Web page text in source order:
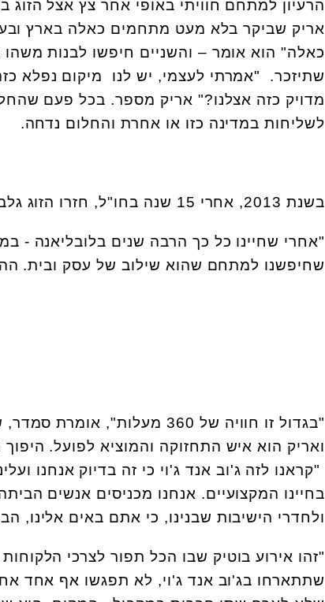
הרעיון למתחם חוויתי באופי אחר צץ אצל
אריק שביקר בלא מעט מתחמים כאלה בארץ
כאלה" הוא אומר – והשניים חיפשו לבנות
שתיזכר. "אמרתי לעצמי, יש לנו מיקום נפלא
מדויק כזה אצלנו?" אריק מספר. בכל פעם
לשליחות במדינה כזו או אחרת והחלום נדחה.
בשנת 2013, אחרי 15 שנה בחו"ל, חזרו הזוג גלבוע לישראל, והחלום קרם עור וגידים.
"אחרי שחיינו כל כך הרבה שנים בלובליאנה -
שחיפשנו למתחם שהוא שילוב של עסק ובית.
"בגדול זו חוויה של 360
ואריק הוא איש התחזוקה והמוציא לפועל.
"קראנו לזה ג'וב אנד ג'וי כי זה בדיוק אנחנו
בחיינו המקצועיים. אנחנו מכניסים אנשים
ולחדרי הישיבות שבנינו, כי אתם באים אלינו,
"זהו אירוע בוטיק שבו הכל תפור לצרכי
שתתארחו בג'וב אנד ג'וי, לא תפגשו אף אחד